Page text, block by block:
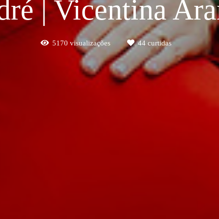
| Vicentina
5170 visualizações 44curtidas